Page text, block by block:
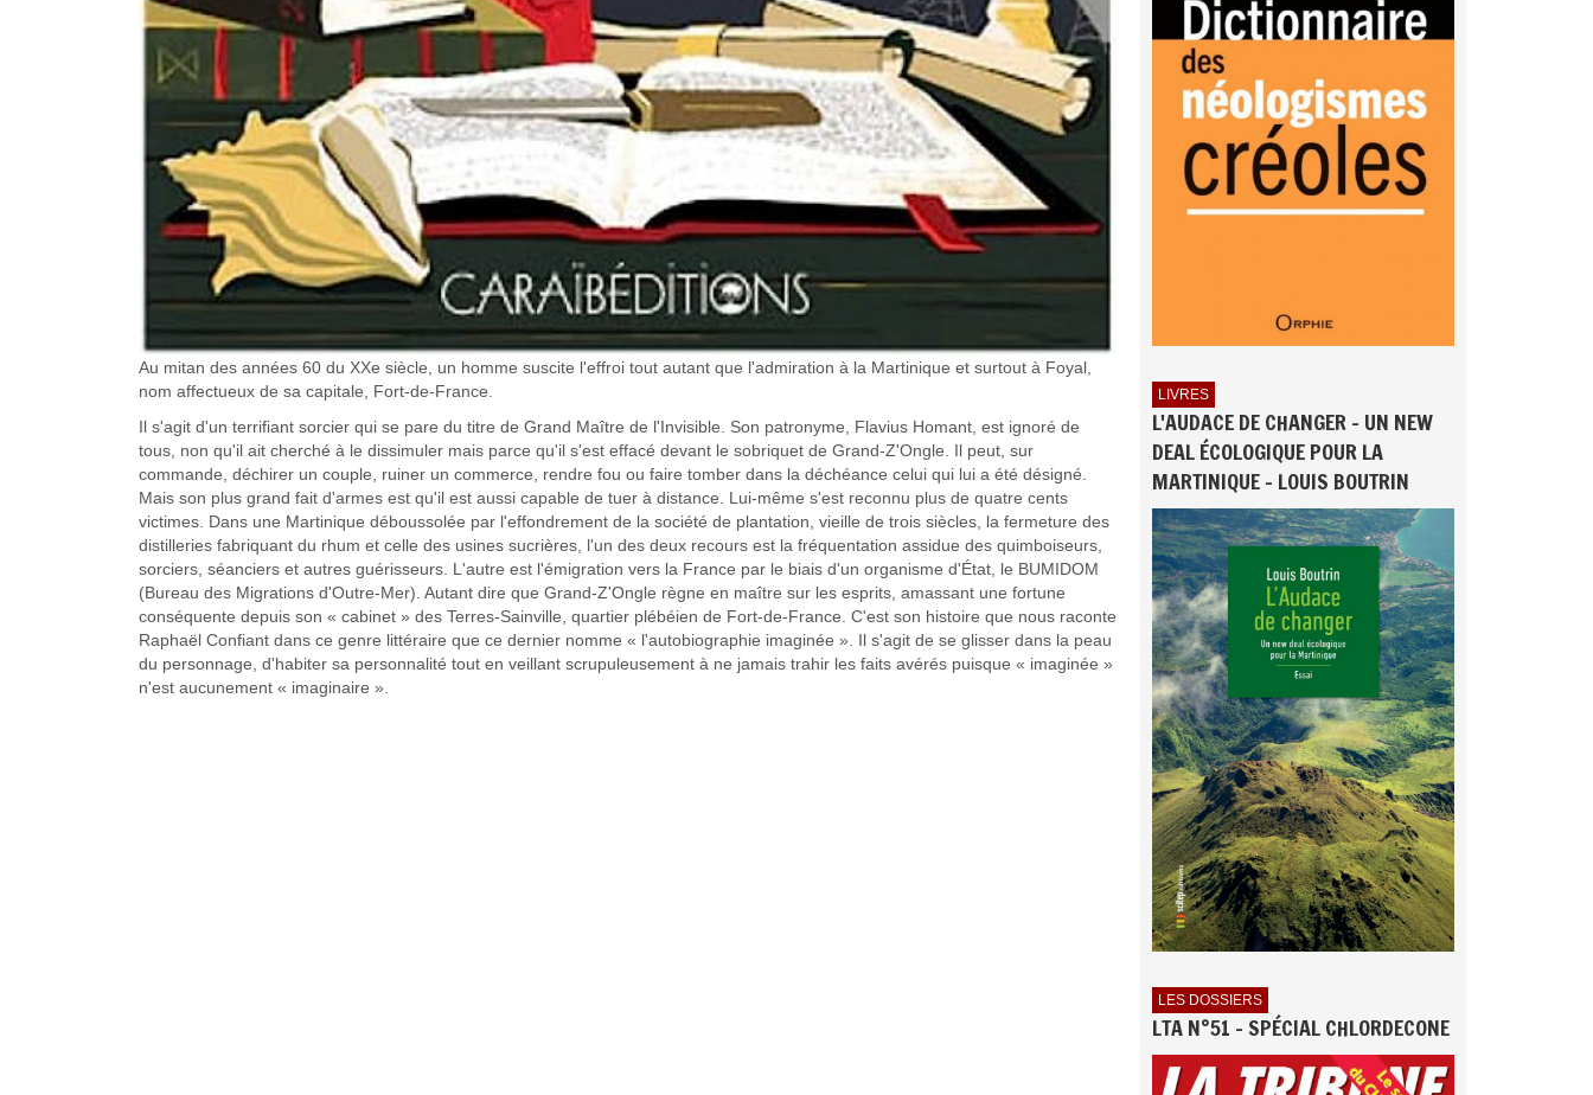
Au mitan des années 60 du XXe siècle, un homme suscite l'effroi tout autant que l'admiration à la Martinique et surtout à Foyal,
nom affectueux de sa capitale, Fort-de-France.
Il s'agit d'un terrifiant sorcier qui se pare du titre de Grand Maître de l'Invisible. Son patronyme, Flavius Homant, est ignoré de
tous, non qu'il ait cherché à le dissimuler mais parce qu'il s'est effacé devant le sobriquet de Grand-Z'Ongle. Il peut, sur
commande, déchirer un couple, ruiner un commerce, rendre fou ou faire tomber dans la déchéance celui qui lui a été désigné.
Mais son plus grand fait d'armes est qu'il est aussi capable de tuer à distance. Lui-même s'est reconnu plus de quatre cents
victimes. Dans une Martinique déboussolée par l'effondrement de la société de plantation, vieille de trois siècles, la fermeture des
distilleries fabriquant du rhum et celle des usines sucrières, l'un des deux recours est la fréquentation assidue des quimboiseurs,
sorciers, séanciers et autres guérisseurs. L'autre est l'émigration vers la France par le biais d'un organisme d'État, le BUMIDOM
(Bureau des Migrations d'Outre-Mer). Autant dire que Grand-Z'Ongle règne en maître sur les esprits, amassant une fortune
conséquente depuis son « cabinet » des Terres-Sainville, quartier plébéien de Fort-de-France. C'est son histoire que nous raconte
Raphaël Confiant dans ce genre littéraire que ce dernier nomme « l'autobiographie imaginée ». Il s'agit de se glisser dans la peau
du personnage, d'habiter sa personnalité tout en veillant scrupuleusement à ne jamais trahir les faits avérés puisque « imaginée »
n'est aucunement « imaginaire ».
LIVRES
L'AUDACE DE CHANGER - UN NEW
DEAL ÉCOLOGIQUE POUR LA
MARTINIQUE - LOUIS BOUTRIN
LES DOSSIERS
LTA N°51 - SPÉCIAL CHLORDECONE